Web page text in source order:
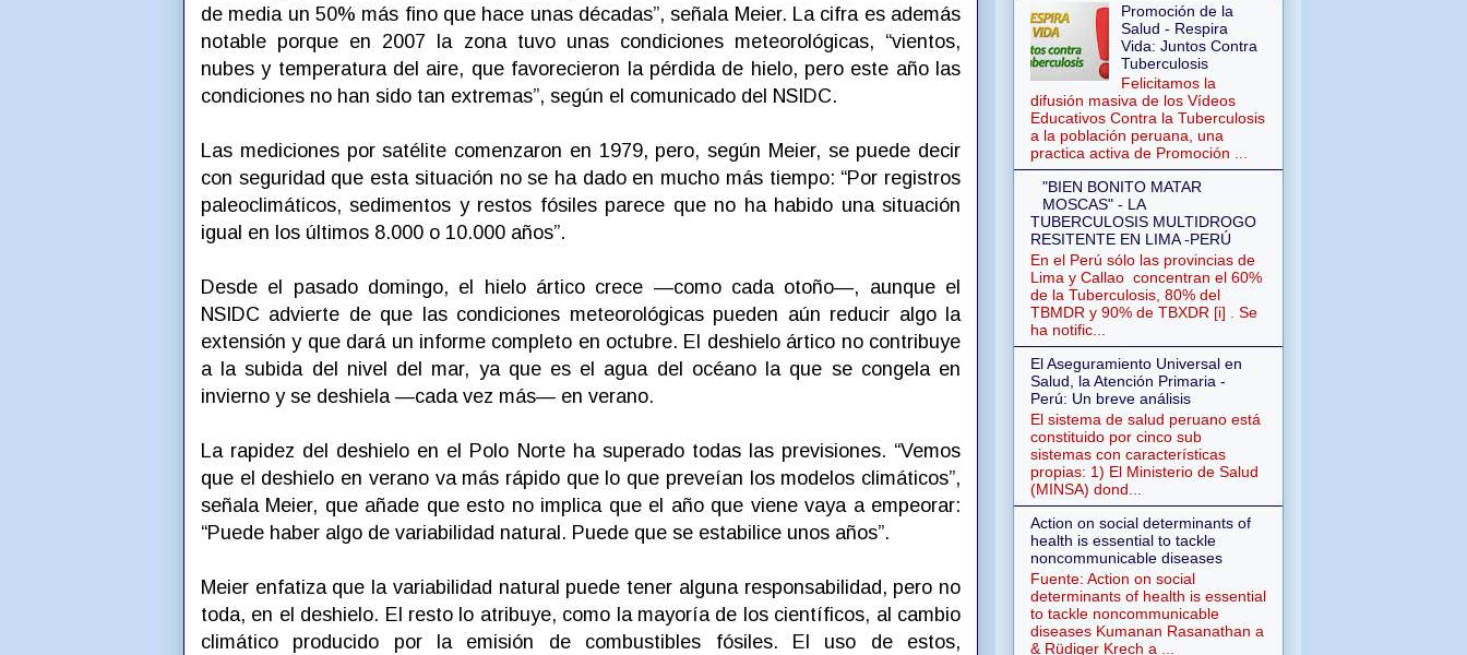
de media un 50% más fino que hace unas décadas”, señala Meier. La cifra es además
notable porque en 2007 la zona tuvo unas condiciones meteorológicas, “vientos,
nubes y temperatura del aire, que favorecieron la pérdida de hielo, pero este año las
condiciones no han sido tan extremas”, según el comunicado del NSIDC.
Las mediciones por satélite comenzaron en 1979, pero, según Meier, se puede decir
con seguridad que esta situación no se ha dado en mucho más tiempo: “Por registros
paleoclimáticos, sedimentos y restos fósiles parece que no ha habido una situación
igual en los últimos 8.000 o 10.000 años”.
Desde el pasado domingo, el hielo ártico crece —como cada otoño—, aunque el
NSIDC advierte de que las condiciones meteorológicas pueden aún reducir algo la
extensión y que dará un informe completo en octubre. El deshielo ártico no contribuye
a la subida del nivel del mar, ya que es el agua del océano la que se congela en
invierno y se deshiela —cada vez más— en verano.
La rapidez del deshielo en el Polo Norte ha superado todas las previsiones. “Vemos
que el deshielo en verano va más rápido que lo que preveían los modelos climáticos”,
señala Meier, que añade que esto no implica que el año que viene vaya a empeorar:
“Puede haber algo de variabilidad natural. Puede que se estabilice unos años”.
Meier enfatiza que la variabilidad natural puede tener alguna responsabilidad, pero no
toda, en el deshielo. El resto lo atribuye, como la mayoría de los científicos, al cambio
climático producido por la emisión de combustibles fósiles. El uso de estos,
Promoción de la
Salud - Respira
Vida: Juntos Contra
Tuberculosis
Felicitamos la
difusión masiva de los Vídeos
Educativos Contra la Tuberculosis
a la población peruana, una
practica activa de Promoción ...
"BIEN BONITO MATAR
MOSCAS" - LA
TUBERCULOSIS MULTIDROGO
RESITENTE EN LIMA -PERÚ
En el Perú sólo las provincias de
Lima y Callao concentran el 60%
de la Tuberculosis, 80% del
TBMDR y 90% de TBXDR [i] . Se
ha notific...
El Aseguramiento Universal en
Salud, la Atención Primaria -
Perú: Un breve análisis
El sistema de salud peruano está
constituido por cinco sub
sistemas con características
propias: 1) El Ministerio de Salud
(MINSA) dond...
Action on social determinants of
health is essential to tackle
noncommunicable diseases
Fuente: Action on social
determinants of health is essential
to tackle noncommunicable
diseases Kumanan Rasanathan a
& Rüdiger Krech a ...